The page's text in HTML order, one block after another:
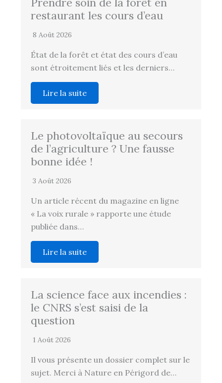
restaurant les cours d’eau
8 Août 2026
État de la forêt et état des cours d’eau
sont étroitement liés et les derniers…
Lire la suite
Le photovoltaïque au secours
de l’agriculture ? Une fausse
bonne idée !
3 Août 2026
Un article récent du magazine en ligne
« La voix rurale » rapporte une étude
publiée dans…
Lire la suite
La science face aux incendies :
le CNRS s’est saisi de la
question
1 Août 2026
Il vous présente un dossier complet sur le
sujet. Merci à Nature en Périgord de…